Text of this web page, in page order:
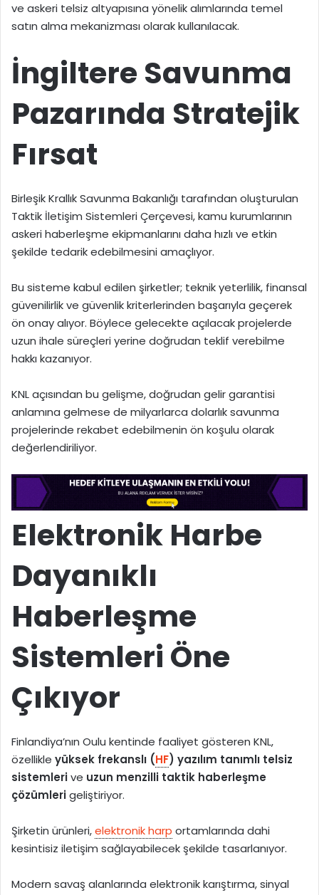
ve askeri telsiz altyapısına yönelik alımlarında temel
satın alma mekanizması olarak kullanılacak.
İngiltere Savunma
Pazarında Stratejik
Fırsat
Birleşik Krallık Savunma Bakanlığı tarafından oluşturulan
Taktik İletişim Sistemleri Çerçevesi, kamu kurumlarının
askeri haberleşme ekipmanlarını daha hızlı ve etkin
şekilde tedarik edebilmesini amaçlıyor.
Bu sisteme kabul edilen şirketler; teknik yeterlilik, finansal
güvenilirlik ve güvenlik kriterlerinden başarıyla geçerek
ön onay alıyor. Böylece gelecekte açılacak projelerde
uzun ihale süreçleri yerine doğrudan teklif verebilme
hakkı kazanıyor.
KNL açısından bu gelişme, doğrudan gelir garantisi
anlamına gelmese de milyarlarca dolarlık savunma
projelerinde rekabet edebilmenin ön koşulu olarak
değerlendiriliyor.
Elektronik Harbe
Dayanıklı
Haberleşme
Sistemleri Öne
Çıkıyor
Finlandiya’nın Oulu kentinde faaliyet gösteren KNL,
özellikle yüksek frekanslı (HF) yazılım tanımlı telsiz
sistemlerive uzun menzilli taktik haberleşme
çözümlerigeliştiriyor.
Şirketin ürünleri,elektronik harp ortamlarında dahi
kesintisiz iletişim sağlayabilecek şekilde tasarlanıyor.
Modern savaş alanlarında elektronik karıştırma, sinyal